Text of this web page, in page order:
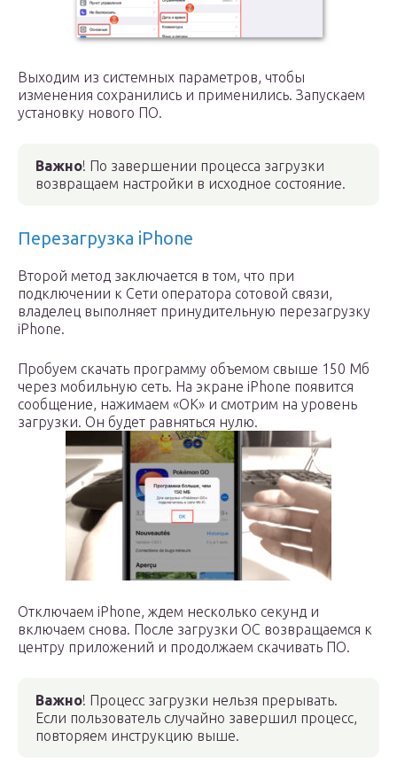
Выходим из системных параметров, чтобы
изменения сохранились и применились. Запускаем
установку нового ПО.
Важно! По завершении процесса загрузки
возвращаем настройки в исходное состояние.
Перезагрузка iPhone
Второй метод заключается в том, что при
подключении к Сети оператора сотовой связи,
владелец выполняет принудительную перезагрузку
iPhone.
Пробуем скачать программу объемом свыше 150 Мб
через мобильную сеть. На экране iPhone появится
сообщение, нажимаем «ОК» и смотрим на уровень
загрузки. Он будет равняться нулю.
Отключаем iPhone, ждем несколько секунд и
включаем снова. После загрузки ОС возвращаемся к
центру приложений и продолжаем скачивать ПО.
Важно! Процесс загрузки нельзя прерывать.
Если пользователь случайно завершил процесс,
повторяем инструкцию выше.